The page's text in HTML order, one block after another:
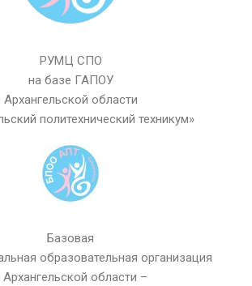
РУМЦ СПО
на базе ГАПОУ
Архангельской области
политехнический техникум»
Базовая
образовательная организация
Архангельской области –